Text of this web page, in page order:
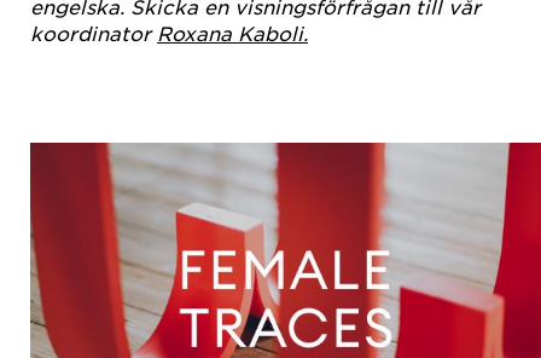
engelska. Skicka en visningsförfrågan till vår
koordinator Roxana Kaboli.